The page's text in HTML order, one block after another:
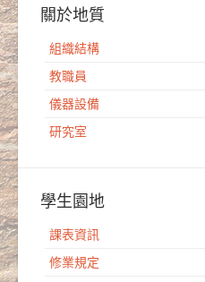
關於地質
組織結構
教職員
儀器設備
研究室
學生園地
課表資訊
修業規定